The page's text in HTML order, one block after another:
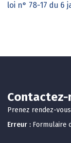
loi n° 78-17 du 6
Prenez rendez-
Erreur : Formulaire